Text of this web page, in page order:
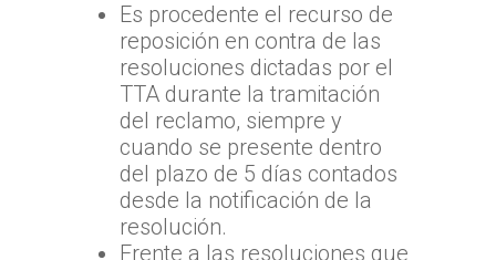
Es procedente el recurso de
reposición en contra de las
resoluciones dictadas por el
TTA durante la tramitación
del reclamo, siempre y
cuando se presente dentro
del plazo de 5 días contados
desde la notificación de la
resolución.
Frente a las resoluciones que